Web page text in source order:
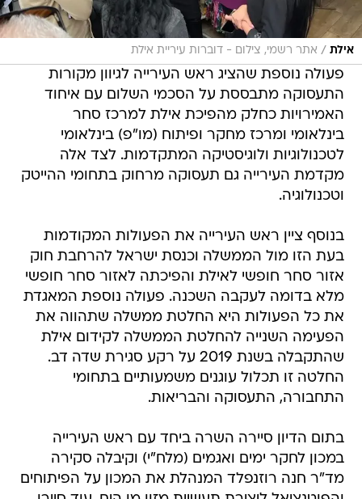
אילת / אתר רשמי, צילום - דוברות עיריית אילת
פעולה נוספת שהציג ראש העירייה לגיוון מקורות
התעסוקה מתבססת על הסכמי השלום עם איחוד
האמירויות כחלק מהפיכת אילת למרכז סחר
בינלאומי ומרכז מחקר ופיתוח (מו"פ) בינלאומי
לטכנולוגיות ולוגיסטיקה המתקדמות. לצד אלה
מקדמת העירייה גם תעסוקה מרחוק בתחומי ההייטק
וטכנולוגיה.
בנוסף ציין ראש העירייה את הפעולות המקודמות
בעת הזו מול הממשלה וכנסת ישראל להרחבת חוק
אזור סחר חופשי לאילת והפיכתה לאזור סחר חופשי
מלא בדומה לעקבה השכנה. פעולה נוספת המאגדת
את כל הפעולות היא החלטת ממשלה שתהווה את
הפעימה השנייה להחלטת הממשלה לקידום אילת
שהתקבלה בשנת 2019 על רקע סגירת שדה דב.
החלטה זו תכלול עוגנים משמעותיים בתחומי
התחבורה, התעסוקה והבריאות.
בתום הדיון סיירה השרה ביחד עם ראש העירייה
במכון לחקר ימים ואגמים (מלח"י) וקיבלה סקירה
מד"ר חנה רוזנפלד המנהלת את המכון על הפיתוחים